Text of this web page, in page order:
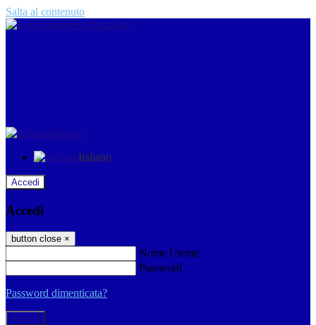
Salta al contenuto
Italiano
Italiano
Accedi
Accedi
button close ×
Nome Utente
Password
Password dimenticata?